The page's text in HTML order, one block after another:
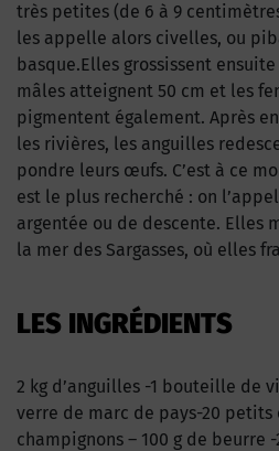
très petites (de 6 à 9
les appelle alors civelles, ou
basque.Elles grossissent
mâles atteignent 50 cm et les
pigmentent également. Après
les rivières, les anguilles
pondre leurs œufs. C’est à ce
est le plus recherché : on
argentée ou de descente. Elles
la mer des Sargasses, où elles
LES INGRÉDIENTS
2 kg d’anguilles -1 bouteille de
verre de marc de pays-20
champignons – 100 g de beurre